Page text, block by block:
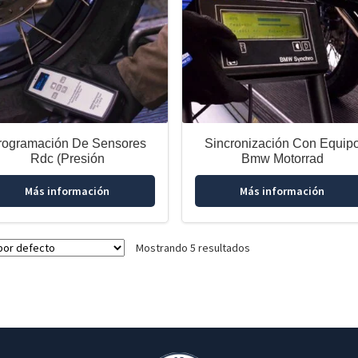
De Sensores
Rdc (Presión
Más información
Sincronización Con
Bmw Motorrad
Más información
Mostrando 5 resultados